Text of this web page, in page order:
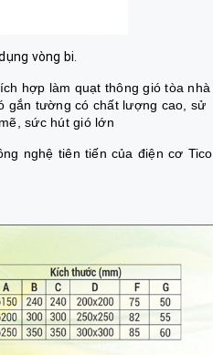
vòng bi.
hợp làm quạt thông gió tòa nhà
gắn tường có chất lượng cao, sử
sức hút gió lớn
nghệ tiên tiến của điện cơ Tico